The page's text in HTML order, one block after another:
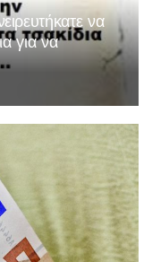
να
για να